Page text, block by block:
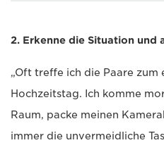
2. Erkenne die Situation und
„Oft treffe ich die Paare zum
Hochzeitstag. Ich komme
Raum, packe meinen
immer die unvermeidliche